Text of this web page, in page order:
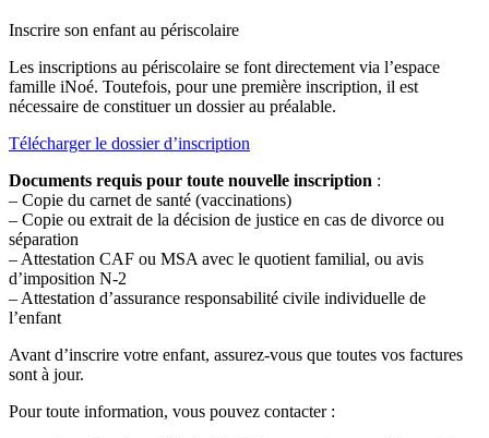
Inscrire son enfant au périscolaire
Les inscriptions au périscolaire se font directement via l’espace
famille iNoé. Toutefois, pour une première inscription, il est
nécessaire de constituer un dossier au préalable.
Télécharger le dossier d’inscription
Documents requis pour toute nouvelle inscription :
– Copie du carnet de santé (vaccinations)
– Copie ou extrait de la décision de justice en cas de divorce ou
séparation
– Attestation CAF ou MSA avec le quotient familial, ou avis
d’imposition N-2
– Attestation d’assurance responsabilité civile individuelle de
l’enfant
Avant d’inscrire votre enfant, assurez-vous que toutes vos factures
sont à jour.
Pour toute information, vous pouvez contacter :